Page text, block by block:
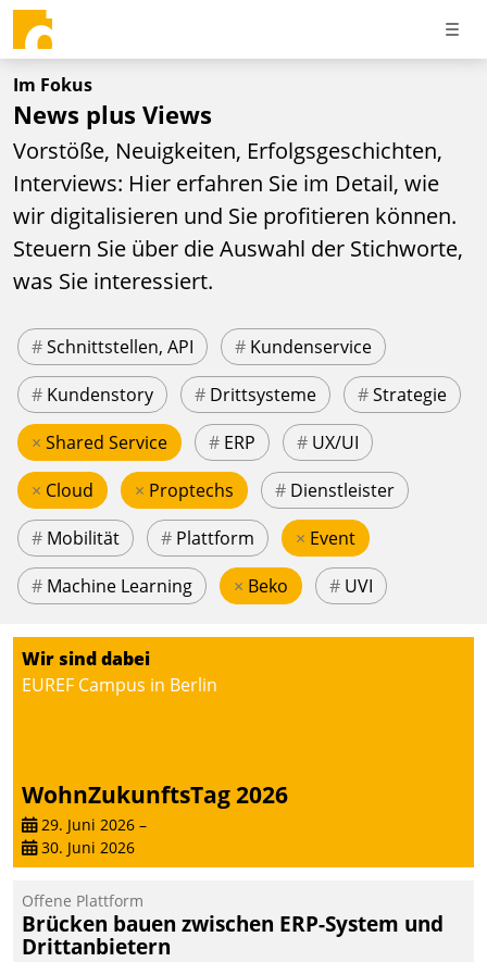
Im Fokus
News plus Views
Vorstöße, Neuigkeiten, Erfolgsgeschichten,
Interviews: Hier erfahren Sie im Detail, wie
wir digitalisieren und Sie profitieren können.
Steuern Sie über die Auswahl der Stichworte,
was Sie interessiert.
#Schnittstellen, API # Kundenservice
# Kundenstory # Drittsysteme #Strategie
× Shared Service # ERP # UX/UI
× Cloud × Proptechs # Dienstleister
# Mobilität # Plattform × Event
# Machine Learning × Beko # UVI
Wir sind dabei
EUREF Campus in Berlin
WohnZukunftsTag 2026
29. Juni 2026 –
30. Juni 2026
Offene Plattform
Brücken bauen zwischen ERP-System und
Drittanbietern